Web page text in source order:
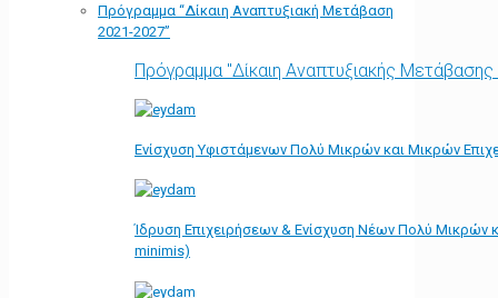
Πρόγραμμα “Δίκαιη Αναπτυξιακή Μετάβαση
2021-2027”
Πρόγραμμα "Δίκαιη Αναπτυξιακής
Ενίσχυση Υφιστάμενων Πολύ Μικρών και Μικρών
Ίδρυση Επιχειρήσεων & Ενίσχυση Νέων Πολύ Μικρών
minimis)